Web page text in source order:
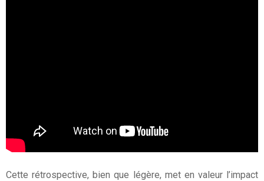
Cette rétrospective, bien que légère, met en valeur l’impact